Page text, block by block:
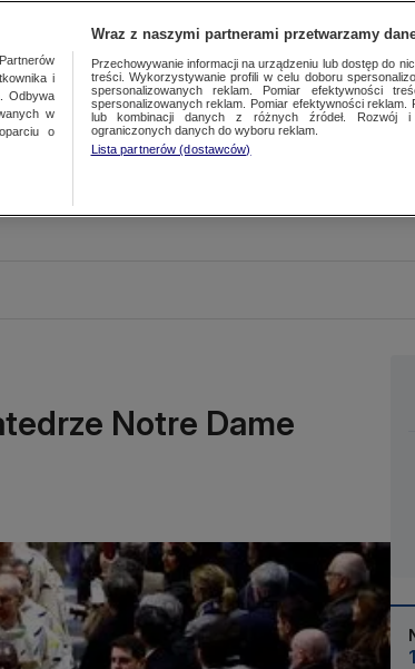
Notre Dame
i
Odbywa
w
o
Wraz z naszymi partnerami przetwarzamy
Przechowywanie informacji na urządzeniu lub dostęp do
treści. Wykorzystywanie profili w celu doboru
spersonalizowanych reklam. Pomiar efektywności
spersonalizowanych reklam. Pomiar efektywności
lub kombinacji danych z różnych źródeł. Rozwój i
ograniczonych danych do wyboru reklam.
Lista partnerów (dostawców)